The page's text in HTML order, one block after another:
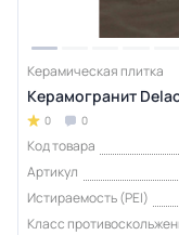
Керамическая плитка
Керамогранит
0 0
Код товара
Артикул
Истираемость (PEI)
Класс